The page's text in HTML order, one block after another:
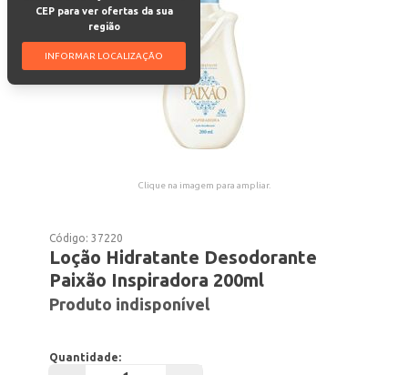
CEP para ver ofertas da sua
região
INFORMAR LOCALIZAÇÃO
Clique na imagem para ampliar.
Código:37220
Loção Hidratante Desodorante
Paixão Inspiradora 200ml
Produto indisponível
Quantidade: